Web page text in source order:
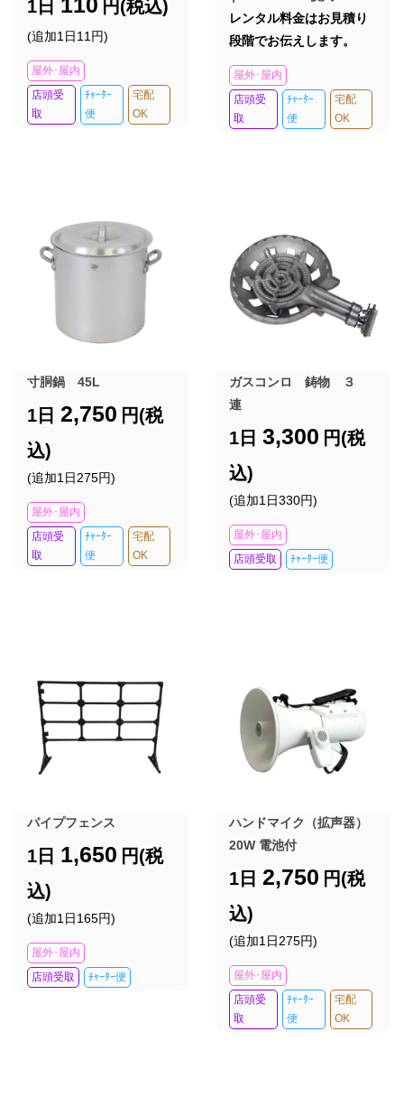
1日 円(税込)
(追加1日11円)
屋外･屋内
店頭受
取
ﾁｬｰﾀｰ
便
宅配
OK
レンタル料金はお見積り
段階でお伝えします。
屋外･屋内
店頭受
取
ﾁｬｰﾀｰ
便
宅配
OK
寸胴鍋 45L
1日 2,750 円(税
込)
(追加1日275円)
屋外･屋内
店頭受
取
ﾁｬｰﾀｰ
便
宅配
OK
ガスコンロ 鋳物 ３
連
1日 3,300 円(税
込)
(追加1日330円)
屋外･屋内
店頭受取
ﾁｬｰﾀｰ便
パイプフェンス
1日 1,650 円(税
込)
(追加1日165円)
屋外･屋内
店頭受取
ﾁｬｰﾀｰ便
ハンドマイク（拡声器）
20W 電池付
1日 2,750 円(税
込)
(追加1日275円)
屋外･屋内
店頭受
取
ﾁｬｰﾀｰ
便
宅配
OK